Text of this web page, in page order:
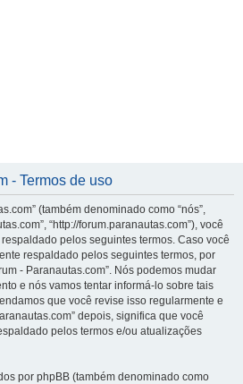
- Termos de uso
(também denominado como “nós”,
“http://forum.paranautas.com”), você
pelos seguintes termos. Caso você
respaldado pelos seguintes termos, por
- Paranautas.com”. Nós podemos mudar
e nós vamos tentar informá-lo sobre tais
que você revise isso regularmente e
depois, significa que você
pelos termos e/ou atualizações
por phpBB (também denominado como